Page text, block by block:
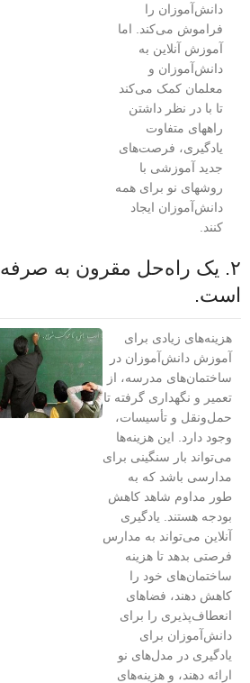
دانش‌آموزان را
فراموش می‌کند. اما
آموزش آنلاین به
دانش‌آموزان و
معلمان کمک می‌کند
تا با در نظر داشتن
راههای متفاوت
یادگیری، فرصت‌های
جدید آموزشی با
روشهای نو برای همه
دانش‌آموزان ایجاد
کنند.
۲. یک راه‌حل مقرون به صرفه
است.
هزینه‌های زیادی برای
آموزش دانش‌آموزان در
ساختمان‌های مدرسه، از
تعمیر و نگهداری گرفته تا
حمل‌ونقل و تأسیسات،
وجود دارد. این هزینه‌ها
می‌تواند بار سنگینی برای
مدارسی باشد که به
طور مداوم شاهد کاهش
بودجه هستند. یادگیری
آنلاین می‌تواند به مدارس
فرصتی بدهد تا هزینه
ساختمان‌های خود را
کاهش دهند، فضاهای
انعطاف‌پذیری را برای
دانش‌آموزان برای
یادگیری در مدل‌های نو
ارائه دهند، و هزینه‌های